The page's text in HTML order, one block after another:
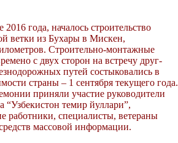
2016 года, началось строительство
ветки из Бухары в Мискен,
Строительно-монтажные
с двух сторон на встречу друг-
путей состыковались в
страны – 1 сентября текущего года.
приняли участие руководители
“Узбекистон темир йуллари”,
работники, специалисты, ветераны
массовой информации.